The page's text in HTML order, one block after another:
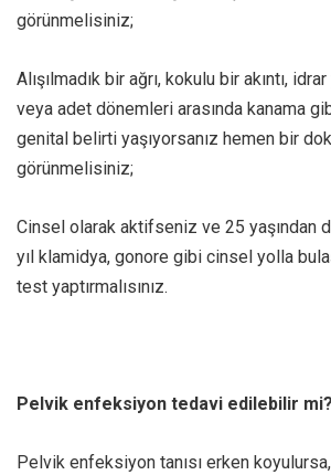
görünmelisiniz;
Alışılmadık bir ağrı, kokulu bir akıntı,
veya adet dönemleri arasında kanama
genital belirti yaşıyorsanız hemen bir
görünmelisiniz;
Cinsel olarak aktifseniz ve 25 yaşından
yıl klamidya, gonore gibi cinsel yolla
test yaptırmalısınız.
Pelvik enfeksiyon tedavi edilebilir mi?
Pelvik enfeksiyon tanısı erken